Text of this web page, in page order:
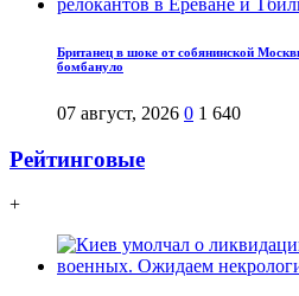
Британец в шоке от собянинской
бомбануло
07 август, 2026 0 1 640
Рейтинговые
+